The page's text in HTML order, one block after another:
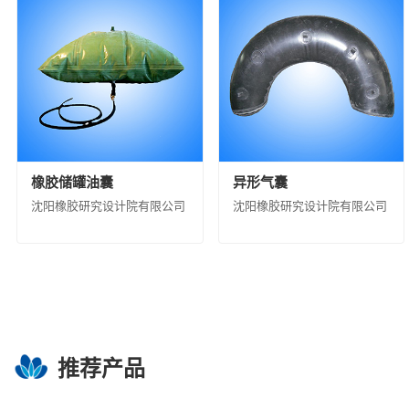
沈阳汽车车桥制造有限公司
华夏汉华化工装
中化石油安徽有限公司
中化国际石油（天津
中化石油江苏有限公司
中化石油上海有限公司
中化石油福建有限公司
中化健康产业发展有
中化石油湖南有限公司
江西中化石油成品油销售有限公司
正和集团股份有限公司
大庆中蓝石化有限公司
橡胶储罐油囊
沈阳橡胶研究设计院有限公司
异形气囊
沈阳橡胶研究设计院有限公司
推荐产品